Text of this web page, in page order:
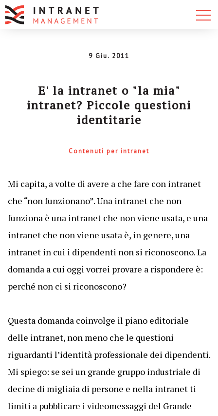
9 Giu. 2011
E' la intranet o "la mia"
intranet? Piccole questioni
identitarie
Contenuti per intranet
Mi capita, a volte di avere a che fare con intranet
che “non funzionano”. Una intranet che non
funziona è una intranet che non viene usata, e una
intranet che non viene usata è, in genere, una
intranet in cui i dipendenti non si riconoscono. La
domanda a cui oggi vorrei provare a rispondere è:
perché non ci si riconoscono?
Questa domanda coinvolge il piano editoriale
delle intranet, non meno che le questioni
riguardanti l’identità professionale dei dipendenti.
Mi spiego: se sei un grande gruppo industriale di
decine di migliaia di persone e nella intranet ti
limiti a pubblicare i videomessaggi del Grande